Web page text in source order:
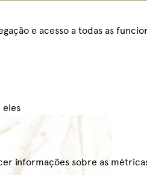
e acesso a todas as
eles
informações sobre as